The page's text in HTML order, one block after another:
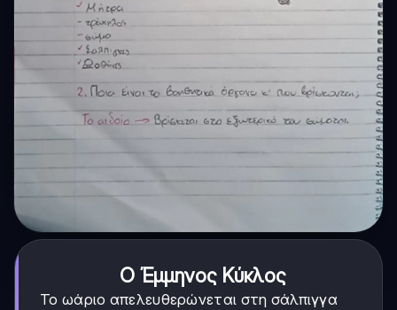
Ο Έμμηνος Κύκλος
Το ωάριο απελευθερώνεται στη σάλπιγγα